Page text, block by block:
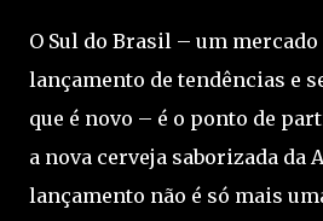
O Sul do Brasil – um
lançamento de tendências e
que é novo – é o ponto de
a nova cerveja saborizada da
lançamento não é só mais